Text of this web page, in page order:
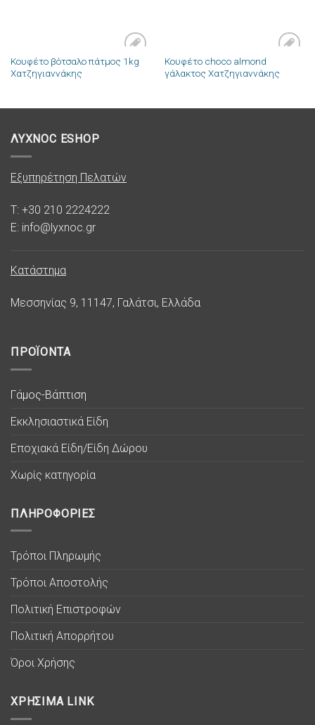
Πρόσθήκη
Κουφέτο βότσαλο πάτμος 1kg
Χατζηγιαννάκης
Πρόσθήκη
στην λίστα
Κουφέτο choco almond
γάλακτος Χατζηγιαννάκης
ΛΥΧΝΟC ESHOP
Εξυπηρέτηση Πελατών
T: +30 210 2224222
E: info@lyxnoc.gr
Κατάστημα
Μεσσηνίας 9, 11147, Γαλάτσι, Ελλάδα
ΠΡΟΪΟΝΤΑ
Γάμος-Βάπτιση
Εκκλησιαστικά Είδη
Εποχιακά Είδη/Είδη Δώρου
Χωρίς κατηγορία
ΠΛΗΡΟΦΟΡΙΕΣ
Τρόποι Πληρωμής
Τρόποι Αποστολής
Πολιτική Επιστροφών
Πολιτική Απορρήτου
Όροι Χρήσης
ΧΡΗΣΙΜΑ LINK